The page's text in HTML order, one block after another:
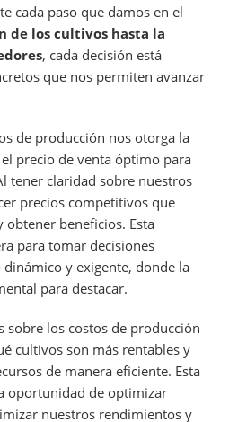
cada paso que damos en el
de los cultivos hasta la
, cada decisión está
que nos permiten avanzar
de producción nos otorga la
precio de venta óptimo para
tener claridad sobre nuestros
precios competitivos que
obtener beneficios. Esta
para tomar decisiones
y exigente, donde la
para destacar.
sobre los costos de producción
cultivos son más rentables y
de manera eficiente. Esta
oportunidad de optimizar
nuestros rendimientos y